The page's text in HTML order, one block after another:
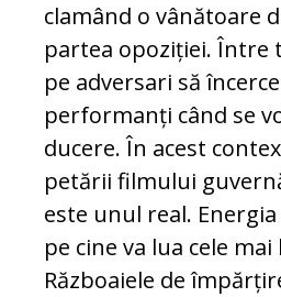
clamând o vânătoare
partea opoziției. Între
pe adversari să
performanți când se
ducere. În acest
pe­tării filmului
este unul real.
pe cine va lua cele
Războaiele de